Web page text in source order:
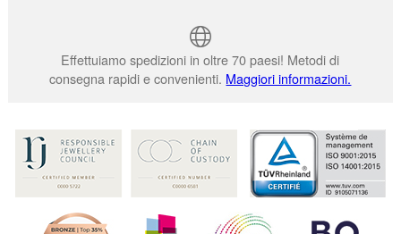
Effettuiamo spedizioni in oltre 70 paesi! Metodi di
consegna rapidi e convenienti. Maggiori informazioni.